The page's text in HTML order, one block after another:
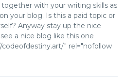
with your writing skills as
your blog. Is this a paid topic or
Anyway stay up the nice
a nice blog like this one
" rel="nofollow